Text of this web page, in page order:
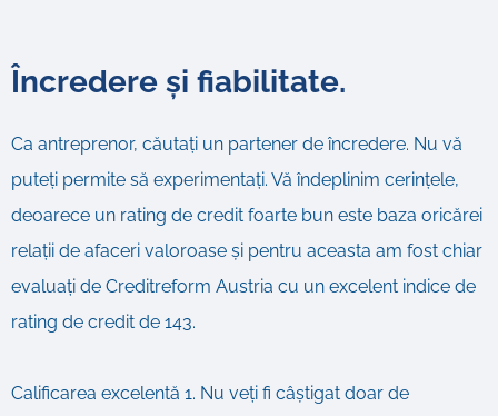
Încredere și fiabilitate.
Ca antreprenor, căutați un partener de încredere. Nu vă
puteți permite să experimentați. Vă îndeplinim cerințele,
deoarece un rating de credit foarte bun este baza oricărei
relații de afaceri valoroase și pentru aceasta am fost chiar
evaluați de Creditreform Austria cu un excelent indice de
rating de credit de 143.
Calificarea excelentă 1. Nu veți fi câștigat doar de